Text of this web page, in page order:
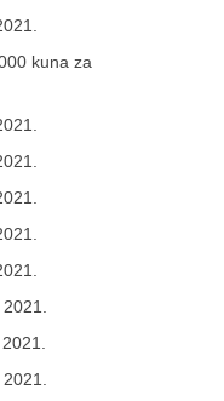
kuna za